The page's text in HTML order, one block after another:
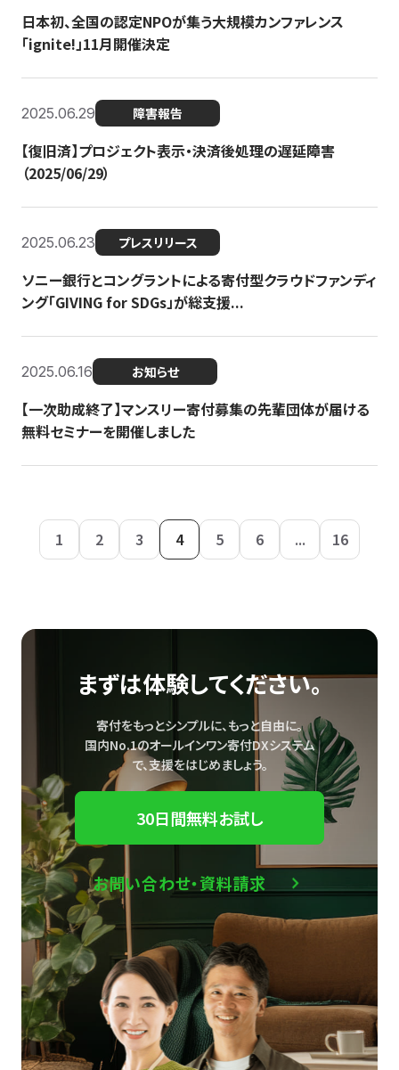
日本初、全国の認定NPOが集う大規模カンファレンス
「ignite!」11月開催決定
2025.06.29 障害報告
【復旧済】プロジェクト表示・決済後処理の遅延障害
（2025/06/29）
2025.06.23 プレスリリース
ソニー銀行とコングラントによる寄付型クラウドファンディ
ング「GIVING for SDGs」が総支援...
2025.06.16 お知らせ
【一次助成終了】マンスリー寄付募集の先輩団体が届ける
無料セミナーを開催しました
1 2 3 4 5 6 ... 16
まずは体験してください。
寄付をもっとシンプルに、もっと自由に。
国内No.1のオールインワン寄付DXシステム
で、支援をはじめましょう。
30日間無料お試し
お問い合わせ・資料請求